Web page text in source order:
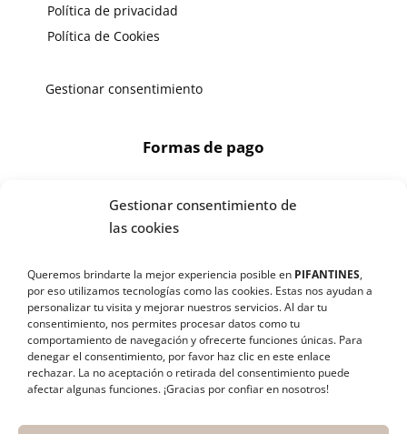
Gestionar consentimiento de
las cookies
Queremos brindarte la mejor experiencia posible en PIFANTINES,
por eso utilizamos tecnologías como las cookies. Estas nos ayudan a
personalizar tu visita y mejorar nuestros servicios. Al dar tu
consentimiento, nos permites procesar datos como tu
comportamiento de navegación y ofrecerte funciones únicas. Para
denegar el consentimiento, por favor haz clic en este enlace
rechazar. La no aceptación o retirada del consentimiento puede
afectar algunas funciones. ¡Gracias por confiar en nosotros!
Política de privacidad
Política de Cookies
Gestionar consentimiento
Formas de pago
¡SÍGUENOS EN REDES SOCIALES!
CAMBIO/DEVOLUCIÓN
📞 Contactar Whatsapp
📧 Enviar mensaje